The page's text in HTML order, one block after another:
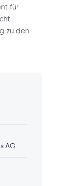
für
zu den
AG